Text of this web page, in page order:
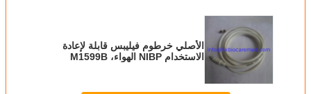
الأصلي خرطوم فيليبس قابلة لإعادة
الاستخدام NIBP الهواء، M1599B